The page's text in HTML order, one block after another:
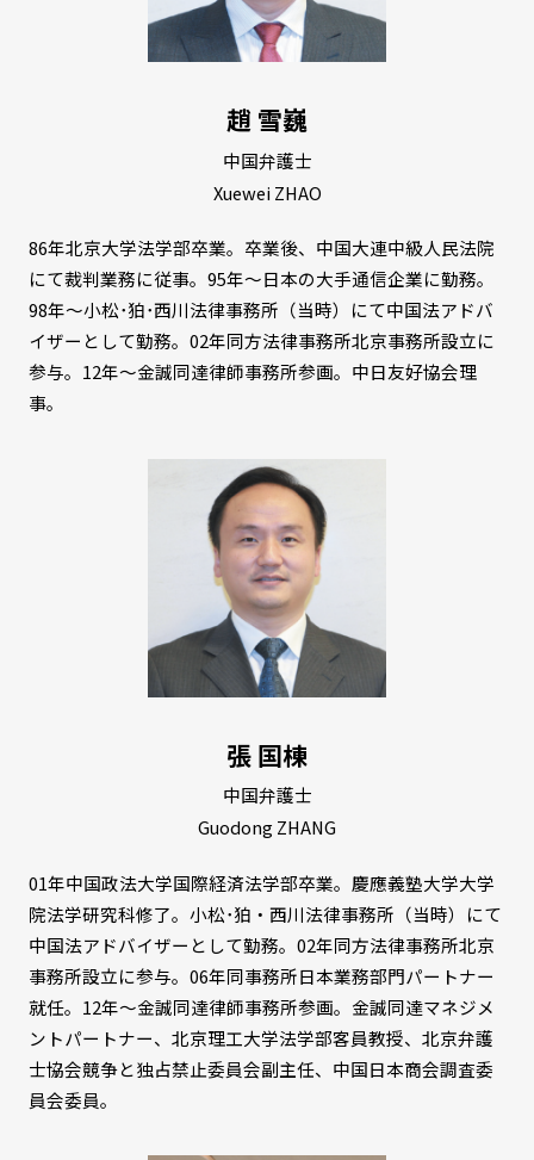
趙 雪巍
中国弁護士
Xuewei ZHAO
86年北京大学法学部卒業。卒業後、中国大連中級人民法院
にて裁判業務に従事。95年～日本の大手通信企業に勤務。
98年～小松･狛･西川法律事務所（当時）にて中国法アドバ
イザーとして勤務。02年同方法律事務所北京事務所設立に
参与。12年～金誠同達律師事務所参画。中日友好協会理
事。
張 国棟
中国弁護士
Guodong ZHANG
01年中国政法大学国際経済法学部卒業。慶應義塾大学大学
院法学研究科修了。小松･狛・西川法律事務所（当時）にて
中国法アドバイザーとして勤務。02年同方法律事務所北京
事務所設立に参与。06年同事務所日本業務部門パートナー
就任。12年～金誠同達律師事務所参画。金誠同達マネジメ
ントパートナー、北京理工大学法学部客員教授、北京弁護
士協会競争と独占禁止委員会副主任、中国日本商会調査委
員会委員。